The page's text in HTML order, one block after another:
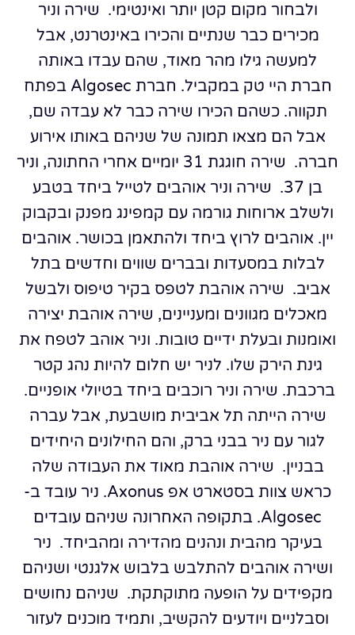
ולבחור מקום קטן יותר ואינטימי. שירה וניר
מכירים כבר שנתיים והכירו באינטרנט, אבל
למעשה גילו מהר מאוד, שהם עבדו באותה
חברת היי טק במקביל. חברת Algosec בפתח
תקווה. כשהם הכירו שירה כבר לא עבדה שם,
אבל הם מצאו תמונה של שניהם באותו אירוע
חברה.
שירה חוגגת 31 יומיים אחרי החתונה, וניר
בן 37.
שירה וניר אוהבים לטייל ביחד בטבע
ולשלב ארוחות גורמה עם קמפינג מפנק ובקבוק
יין. אוהבים לרוץ ביחד ולהתאמן בכושר. אוהבים
לבלות במסעדות ובברים שווים וחדשים בתל
אביב. שירה אוהבת לטפס בקיר טיפוס ולבשל
מאכלים מגוונים ומעניינים, שירה אוהבת יצירה
ואומנות ובעלת ידיים טובות. וניר אוהב לטפח את
גינת הירק שלו. לניר יש חלום להיות נהג קטר
ברכבת. שירה וניר רוכבים ביחד בטיולי אופניים.
שירה הייתה תל אביבית מושבעת, אבל עברה
לגור עם ניר בבני ברק, והם החילונים היחידים
בבניין. שירה אוהבת מאוד את העבודה שלה
כראש צוות בסטארט אפ Axonus. ניר עובד ב-
Algosec. בתקופה האחרונה שניהם עובדים
בעיקר מהבית ונהנים מהדירה ומהביחד. ניר
ושירה אוהבים להתלבש בלבוש אלגנטי ושניהם
מקפידים על הופעה מתוקתקת. שניהם נחושים
וסבלניים ויודעים להקשיב, ותמיד מוכנים לעזור